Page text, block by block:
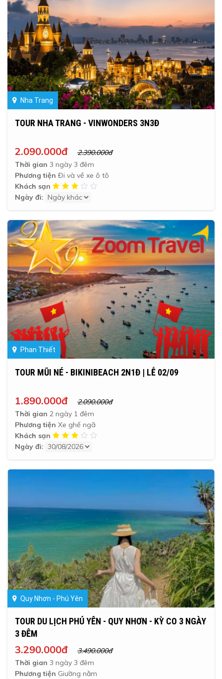
Nha Trang
TOUR NHA TRANG - VINWONDERS 3N3Đ
2.090.000đ
2.390.000đ
Thời gian 3 ngày 3 đêm
Phương tiện Đi và về xe ô tô
Khách sạn
Ngày đi:
Phan Thiết
TOUR MŨI NÉ - BIKINIBEACH 2N1Đ | LỄ 02/09
1.890.000đ
2.090.000đ
Thời gian 2 ngày 1 đêm
Phương tiện Xe ghế ngã
Khách sạn
Ngày đi:
Quy Nhơn - Phú Yên
TOUR DU LỊCH PHÚ YÊN - QUY NHƠN - KỲ CO 3 NGÀY
3 ĐÊM
3.290.000đ
3.490.000đ
Thời gian 3 ngày 3 đêm
Phương tiện Giường nằm